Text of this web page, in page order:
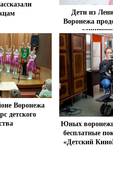
Дети из
Воронежа
Воронежа
детского
Юных
бесплатные
«Детский